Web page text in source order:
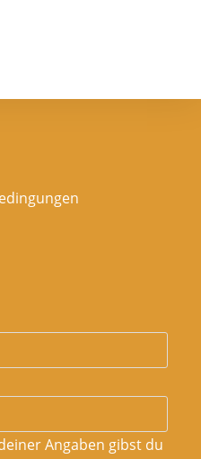
Angaben gibst du